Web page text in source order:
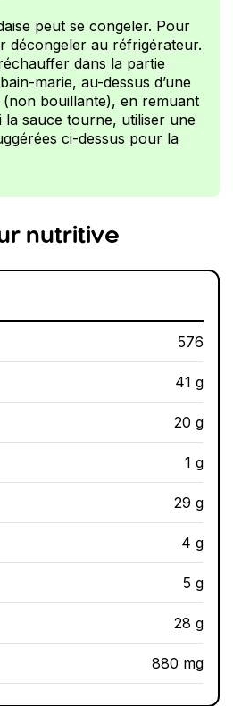
peut se congeler. Pour
décongeler au réfrigérateur.
dans la partie
marie, au-dessus d’une
bouillante), en remuant
la sauce tourne, utiliser une
ci-dessus pour la
nutritive
576
41 g
20 g
1 g
29 g
4 g
5 g
28 g
880 mg